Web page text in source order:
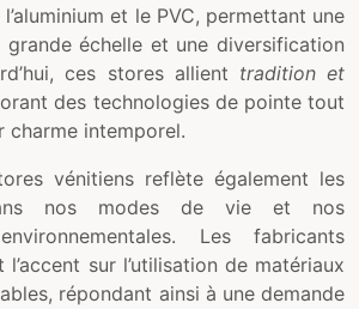
et le PVC, permettant une
échelle et une diversification
ces stores allient tradition et
des technologies de pointe tout
charme intemporel.
vénitiens reflète également les
nos modes de vie et nos
Les fabricants
sur l’utilisation de matériaux
répondant ainsi à une demande